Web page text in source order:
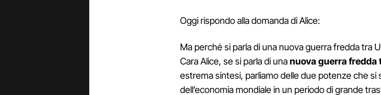
Oggi rispondo alla domanda di Alice:
Ma perché si parla di una nuova guerra fredda tra
Cara Alice, se si parla di unanuova guerra fredda
estrema sintesi, parliamo delle due potenze che si
dell’economia mondiale in un periodo di grande